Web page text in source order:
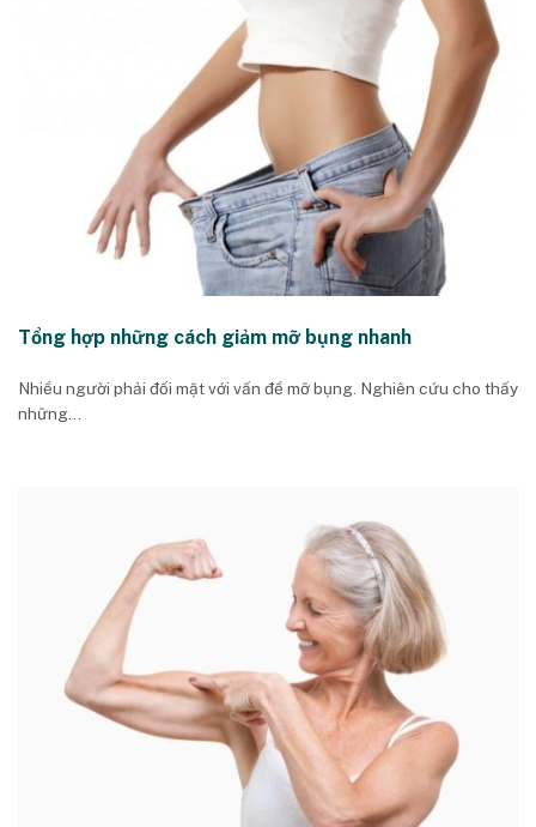
Tổng hợp những cách giảm mỡ bụng nhanh
Nhiều người phải đối mặt với vấn đề mỡ bụng. Nghiên cứu cho thấy
những...